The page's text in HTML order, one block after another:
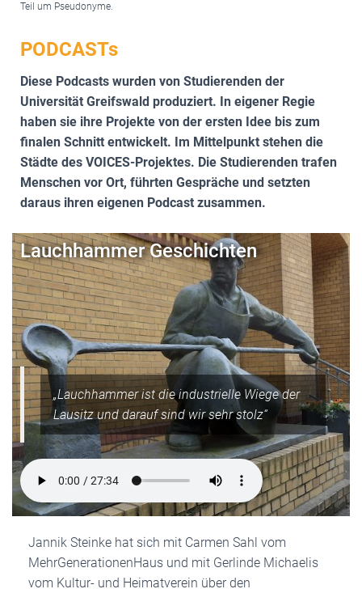
Teil um Pseudonyme.
PODCASTs
Diese Podcasts wurden von Studierenden der
Universität Greifswald produziert. In eigener Regie
haben sie ihre Projekte von der ersten Idee bis zum
finalen Schnitt entwickelt. Im Mittelpunkt stehen die
Städte des VOICES-Projektes. Die Studierenden trafen
Menschen vor Ort, führten Gespräche und setzten
daraus ihren eigenen Podcast zusammen.
Lauchhammer Geschichten
„Lauchhammer ist die industrielle Wiege der
Lausitz und darauf sind wir sehr stolz“
Jannik Steinke hat sich mit Carmen Sahl vom
MehrGenerationenHaus und mit Gerlinde Michaelis
vom Kultur- und Heimatverein über den